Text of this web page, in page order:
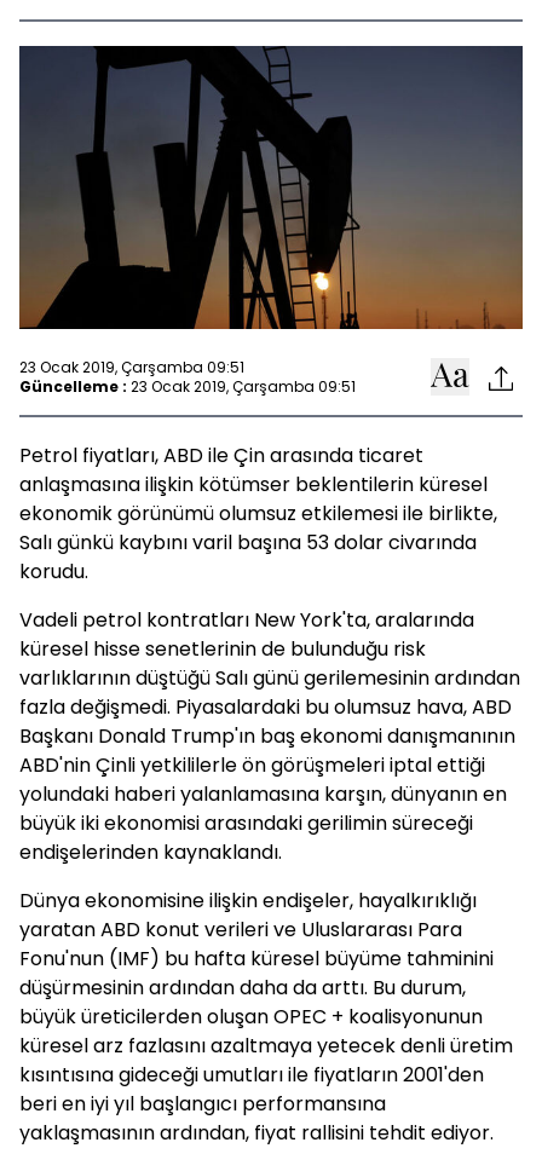
23 Ocak 2019, Çarşamba 09:51
Güncelleme : 23 Ocak 2019, Çarşamba 09:51
Petrol fiyatları, ABD ile Çin arasında ticaret
anlaşmasına ilişkin kötümser beklentilerin küresel
ekonomik görünümü olumsuz etkilemesi ile birlikte,
Salı günkü kaybını varil başına 53 dolar civarında
korudu.
Vadeli petrol kontratları New York'ta, aralarında
küresel hisse senetlerinin de bulunduğu risk
varlıklarının düştüğü Salı günü gerilemesinin ardından
fazla değişmedi. Piyasalardaki bu olumsuz hava, ABD
Başkanı Donald Trump'ın baş ekonomi danışmanının
ABD'nin Çinli yetkililerle ön görüşmeleri iptal ettiği
yolundaki haberi yalanlamasına karşın, dünyanın en
büyük iki ekonomisi arasındaki gerilimin süreceği
endişelerinden kaynaklandı.
Dünya ekonomisine ilişkin endişeler, hayalkırıklığı
yaratan ABD konut verileri ve Uluslararası Para
Fonu'nun (IMF) bu hafta küresel büyüme tahminini
düşürmesinin ardından daha da arttı. Bu durum,
büyük üreticilerden oluşan OPEC + koalisyonunun
küresel arz fazlasını azaltmaya yetecek denli üretim
kısıntısına gideceği umutları ile fiyatların 2001'den
beri en iyi yıl başlangıcı performansına
yaklaşmasının ardından, fiyat rallisini tehdit ediyor.